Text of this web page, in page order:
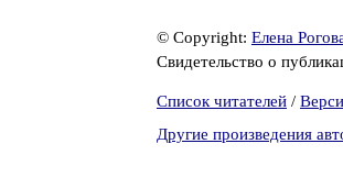
© Copyright: Елена
Свидетельство о
Список читателей /
Другие произведения